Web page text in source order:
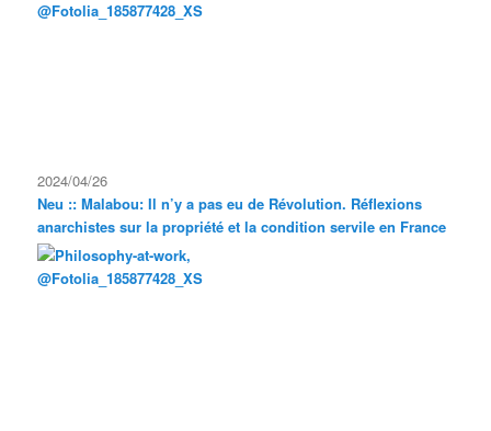
2024/04/26
Neu :: Malabou: Il n’y a pas eu de Révolution. Réflexions
anarchistes sur la propriété et la condition servile en France